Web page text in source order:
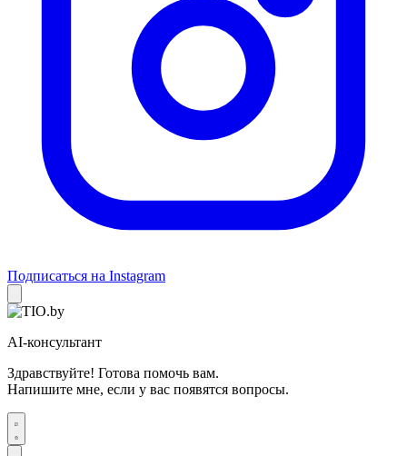
Подписаться на Instagram
AI-консультант
Здравствуйте! Готова помочь вам.
Напишите мне, если у вас появятся вопросы.